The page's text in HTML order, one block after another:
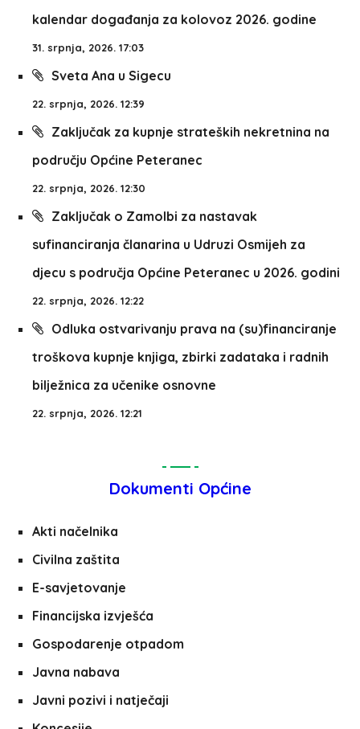
kalendar događanja za kolovoz 2026. godine
31. srpnja, 2026. 17:03
Sveta Ana u Sigecu
22. srpnja, 2026. 12:39
Zaključak za kupnje strateških nekretnina na
području Općine Peteranec
22. srpnja, 2026. 12:30
Zaključak o Zamolbi za nastavak
sufinanciranja članarina u Udruzi Osmijeh za
djecu s područja Općine Peteranec u 2026. godini
22. srpnja, 2026. 12:22
Odluka ostvarivanju prava na (su)financiranje
troškova kupnje knjiga, zbirki zadataka i radnih
bilježnica za učenike osnovne
22. srpnja, 2026. 12:21
Dokumenti Općine
Akti načelnika
Civilna zaštita
E-savjetovanje
Financijska izvješća
Gospodarenje otpadom
Javna nabava
Javni pozivi i natječaji